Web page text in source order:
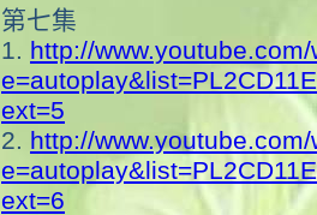
第七集
1. http://
e=autoplay&
ext=5
2. http://
e=autoplay&
ext=6